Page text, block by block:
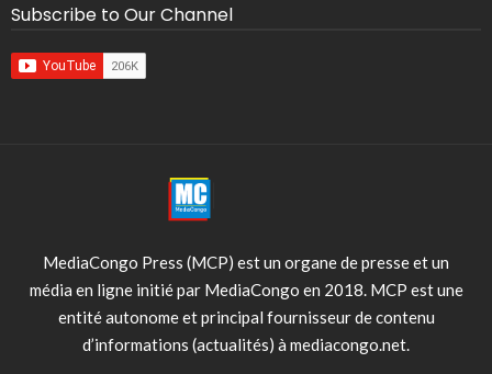
Subscribe to Our Channel
MediaCongo Press (MCP) est un organe de presse et un
média en ligne initié par MediaCongo en 2018. MCP est une
entité autonome et principal fournisseur de contenu
d’informations (actualités) à mediacongo.net.